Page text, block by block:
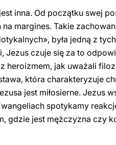
inna. Od początku swej
margines. Takie
była jedną z
Jezus czuje się za to
heroizmem, jak uważali
która charakteryzuje
jest miłosierne. Jezus
spotykamy
gdzie jest mężczyzna czy